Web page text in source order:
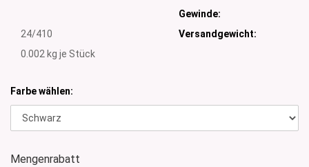
Gewinde:
24/410
Versandgewicht:
0.002 kg je Stück
Farbe wählen:
Mengenrabatt